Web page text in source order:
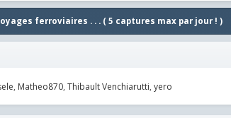
ferroviaires . . . ( 5 captures max par jour ! )
Matheo870 Thibault Venchiarutti yero